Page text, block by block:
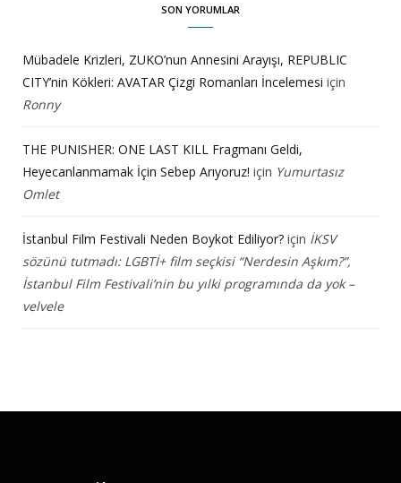
SON YORUMLAR
Mübadele Krizleri, ZUKO’nun Annesini Arayışı, REPUBLIC
CITY’nin Kökleri: AVATAR Çizgi Romanları İncelemesi için
Ronny
THE PUNISHER: ONE LAST KILL Fragmanı Geldi,
Heyecanlanmamak İçin Sebep Arıyoruz! için Yumurtasız
Omlet
İstanbul Film Festivali Neden Boykot Ediliyor? için İKSV
sözünü tutmadı: LGBTİ+ film seçkisi “Nerdesin Aşkım?”,
İstanbul Film Festivali’nin bu yılki programında da yok –
velvele